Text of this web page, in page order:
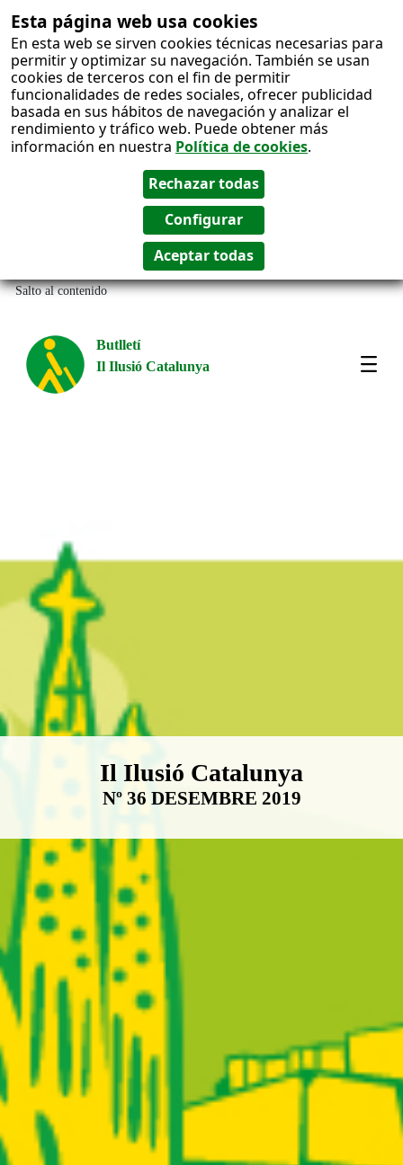
Esta página web usa cookies
En esta web se sirven cookies técnicas necesarias para
permitir y optimizar su navegación. También se usan
cookies de terceros con el fin de permitir
funcionalidades de redes sociales, ofrecer publicidad
basada en sus hábitos de navegación y analizar el
rendimiento y tráfico web. Puede obtener más
información en nuestra Política de cookies.
Salto al contenido
Butlletí
Il Ilusió Catalunya
Boletín Il·lusió Catalunya
Il Ilusió Catalunya
Nº 36 DESEMBRE 2019